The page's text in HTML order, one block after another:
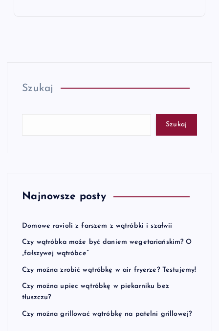
Szukaj
Szukaj
Najnowsze posty
Domowe ravioli z farszem z wątróbki i szałwii
Czy wątróbka może być daniem wegetariańskim? O
„fałszywej wątróbce”
Czy można zrobić wątróbkę w air fryerze? Testujemy!
Czy można upiec wątróbkę w piekarniku bez
tłuszczu?
Czy można grillować wątróbkę na patelni grillowej?